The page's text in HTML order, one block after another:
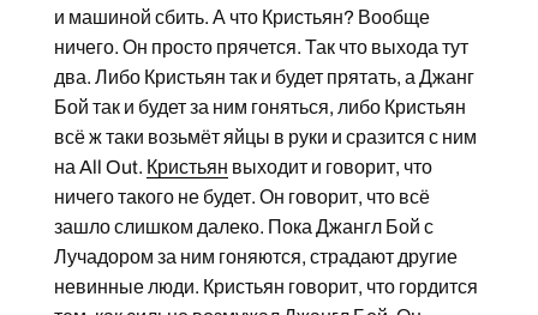
и машиной сбить. А что Кристьян? Вообще
ничего. Он просто прячется. Так что выхода тут
два. Либо Кристьян так и будет прятать, а Джанг
Бой так и будет за ним гоняться, либо Кристьян
всё ж таки возьмёт яйцы в руки и сразится с ним
на All Out. Кристьян выходит и говорит, что
ничего такого не будет. Он говорит, что всё
зашло слишком далеко. Пока Джангл Бой с
Лучадором за ним гоняются, страдают другие
невинные люди. Кристьян говорит, что гордится